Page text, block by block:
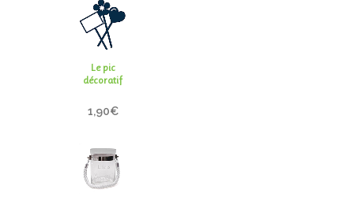
Le pic
décoratif
1,90€